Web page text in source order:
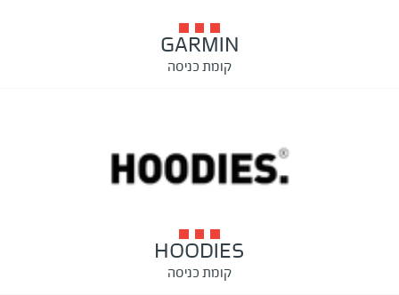
GARMIN
קומת כניסה
HOODIES
קומת כניסה